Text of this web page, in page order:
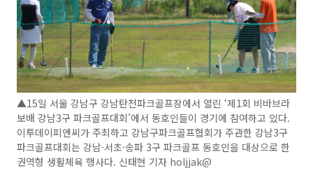
▲15일 서울 강남구 강남탄천파크골프장에서 열린 ‘제1회 비바브라
보배 강남3구 파크골프대회’에서 동호인들이 경기에 참여하고 있다.
이투데이피엔씨가 주최하고 강남구파크골프협회가 주관한 강남3구
파크골프대회는 강남·서초·송파 3구 파크골프 동호인을 대상으로 한
권역형 생활체육 행사다. 신태현 기자 holjjak@